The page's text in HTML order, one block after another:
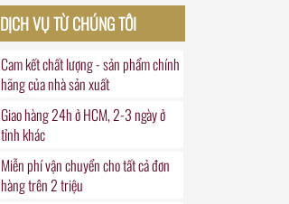
DỊCH VỤ TỪ CHÚNG TÔI
Cam kết chất lượng - sản phẩm chính
hãng của nhà sản xuất
Giao hàng24hở HCM, 2-3 ngày ở
tỉnh khác
Miễn phí vận chuyểncho tất cả đơn
hàng trên 2 triệu